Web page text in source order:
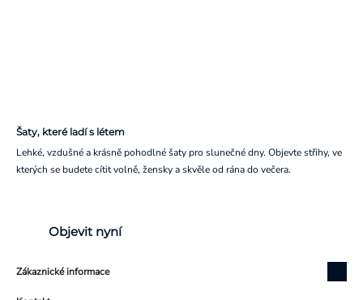
Šaty, které ladí s létem
Lehké, vzdušné a krásně pohodlné šaty pro slunečné dny. Objevte střihy, ve
kterých se budete cítit volně, žensky a skvěle od rána do večera.
Objevit nyní
Zákaznické informace